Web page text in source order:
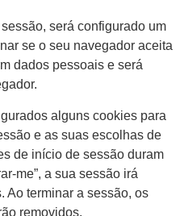
será configurado um
se o seu navegador aceita
dados pessoais e será
alguns cookies para
e as suas escolhas de
de início de sessão duram
me”, a sua sessão irá
Ao terminar a sessão, os
removidos.